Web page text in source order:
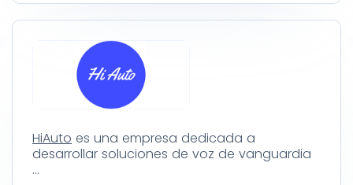
HiAuto es una empresa dedicada a
desarrollar soluciones de voz de vanguardia
…